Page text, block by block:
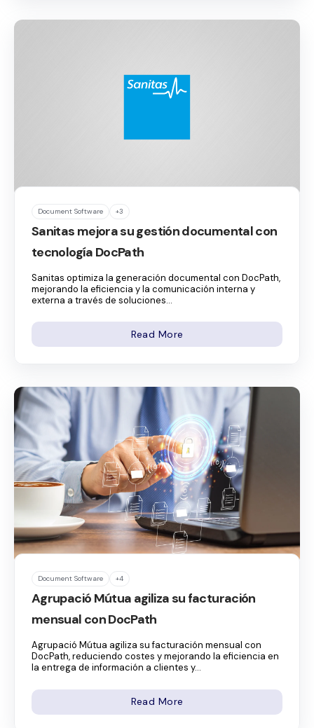
Document Software +3
Sanitas mejora su gestión documental con
tecnología DocPath
Sanitas optimiza la generación documental con DocPath,
mejorando la eficiencia y la comunicación interna y
externa a través de soluciones...
Read More
Document Software +4
Agrupació Mútua agiliza su facturación
mensual con DocPath
Agrupació Mútua agiliza su facturación mensual con
DocPath, reduciendo costes y mejorando la eficiencia en
la entrega de información a clientes y...
Read More